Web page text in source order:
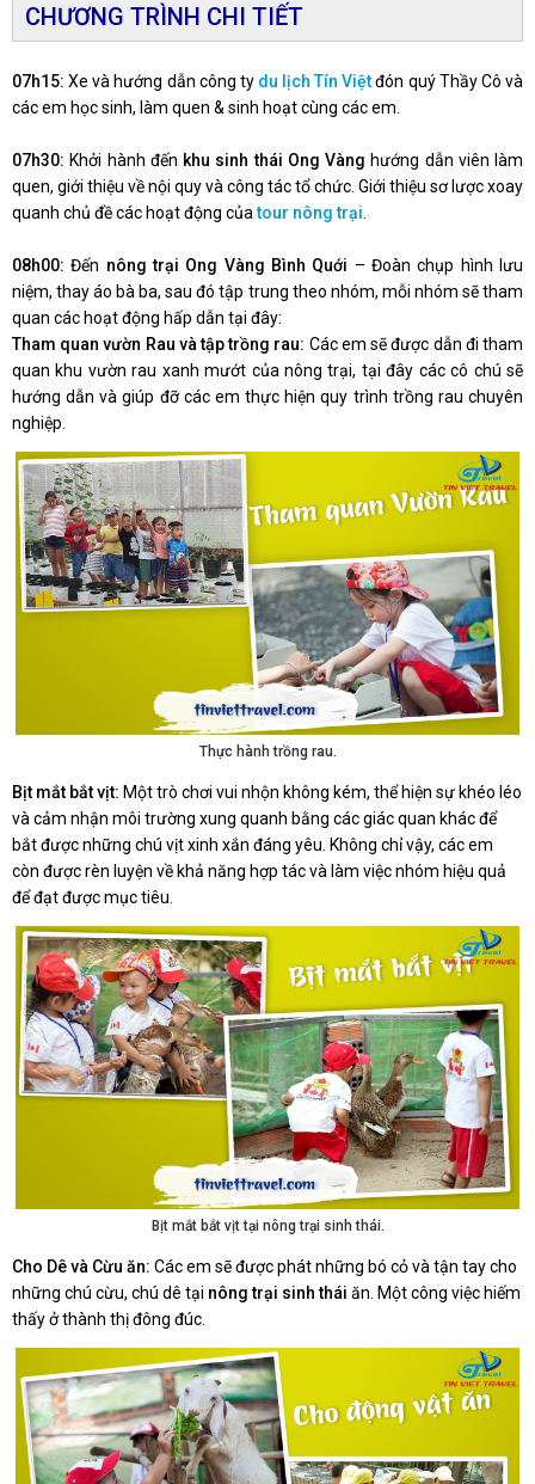
CHƯƠNG TRÌNH CHI TIẾT
07h15: Xe và hướng dẫn công ty du lịch Tín Việtđón quý Thầy Cô và
các em học sinh, làm quen & sinh hoạt cùng các em.
07h30: Khởi hành đến khu sinh thái Ong Vàng hướng dẫn viên làm
quen, giới thiệu về nội quy và công tác tổ chức. Giới thiệu sơ lược xoay
quanh chủ đề các hoạt động củatour nông trại
08h00: Đến nông trại Ong Vàng Bình Quới – Đoàn chụp hình lưu
niệm, thay áo bà ba, sau đó tập trung theo nhóm, mỗi nhóm sẽ tham
quan các hoạt động hấp dẫn tại đây:
Tham quan vườn Rau và tập trồng rau: Các em sẽ được dẫn đi tham
quan khu vườn rau xanh mướt của nông trại, tại đây các cô chú sẽ
hướng dẫn và giúp đỡ các em thực hiện quy trình trồng rau chuyên
nghiệp.
Thực hành trồng rau.
Bịt mắt bắt vịt: Một trò chơi vui nhộn không kém, thể hiện sự khéo léo
và cảm nhận môi trường xung quanh bằng các giác quan khác để
bắt được những chú vịt xinh xắn đáng yêu. Không chỉ vậy, các em
còn được rèn luyện về khả năng hợp tác và làm việc nhóm hiệu quả
để đạt được mục tiêu.
Bịt mắt bắt vịt tại nông trại sinh thái.
Cho Dê và Cừu ăn: Các em sẽ được phát những bó cỏ và tận tay cho
những chú cừu, chú dê tại nông trại sinh thái ăn. Một công việc hiếm
thấy ở thành thị đông đúc.